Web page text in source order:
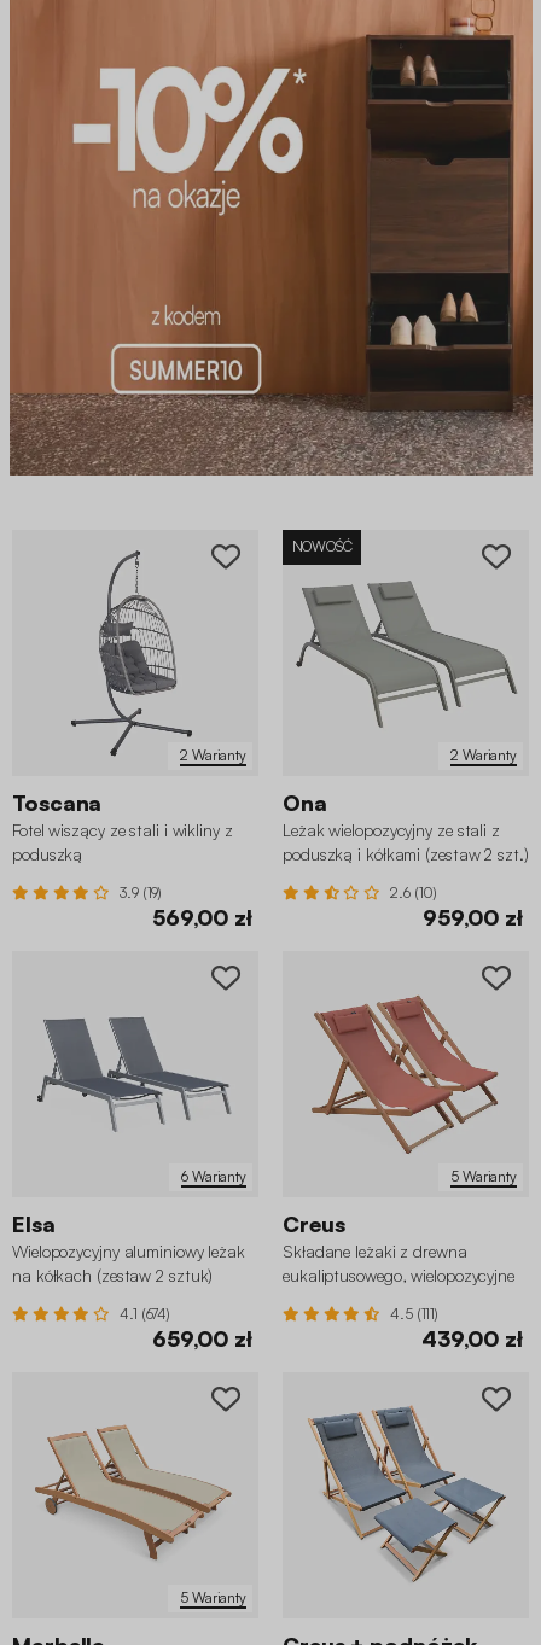
2 Warianty
Toscana
Fotel wiszący ze stali i wikliny z
poduszką
3.9 (19)
569,00 zł
2 Warianty
NOWOŚĆ
Ona
Leżak wielopozycyjny ze stali z
poduszką i kółkami (zestaw 2 szt.)
2.6 (10)
959,00 zł
6 Warianty
Elsa
Wielopozycyjny aluminiowy leżak
na kółkach (zestaw 2 sztuk)
4.1 (674)
659,00 zł
5 Warianty
Creus
Składane leżaki z drewna
eukaliptusowego, wielopozycyjne
4.5 (111)
439,00 zł
5 Warianty